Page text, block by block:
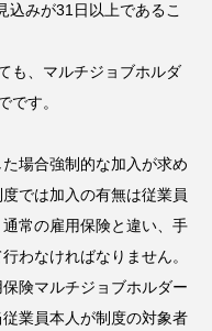
込みが31日以上であるこ
も、マルチジョブホルダ
です。
場合強制的な加入が求め
では加入の有無は従業員
常の雇用保険と違い、手
わなければなりません。
険マルチジョブホルダー
業員本人が制度の対象者